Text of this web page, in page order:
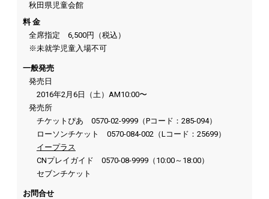
秋田県児童会館
料 金
全席指定 6,500円（税込）
※未就学児童入場不可
一般発売
発売日
2016年2月6日（土）AM10:00〜
発売所
チケットぴあ 0570-02-9999（Pコード：285-094）
ローソンチケット 0570-084-002（Lコード：25699）
イープラス
CNプレイガイド 0570-08-9999（10:00～18:00）
セブンチケット
お問合せ